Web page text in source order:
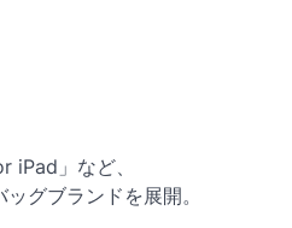
iPad」など、
グブランドを展開。